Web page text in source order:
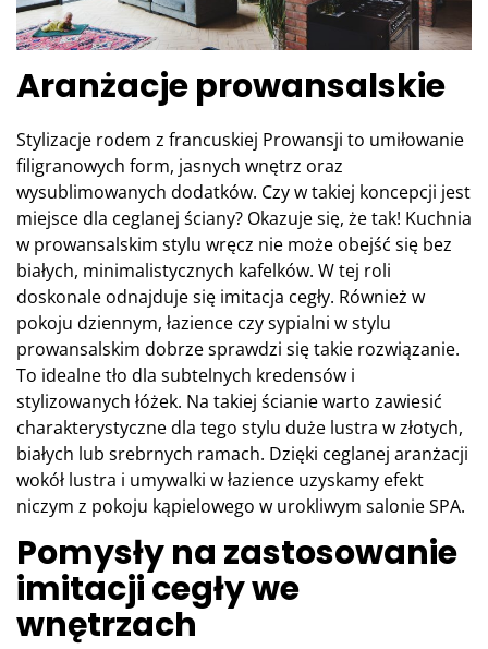
Aranżacje prowansalskie
Stylizacje rodem z francuskiej Prowansji to umiłowanie
filigranowych form, jasnych wnętrz oraz
wysublimowanych dodatków. Czy w takiej koncepcji jest
miejsce dla ceglanej ściany? Okazuje się, że tak! Kuchnia
w prowansalskim stylu wręcz nie może obejść się bez
białych, minimalistycznych kafelków. W tej roli
doskonale odnajduje się imitacja cegły. Również w
pokoju dziennym, łazience czy sypialni w stylu
prowansalskim dobrze sprawdzi się takie rozwiązanie.
To idealne tło dla subtelnych kredensów i
stylizowanych łóżek. Na takiej ścianie warto zawiesić
charakterystyczne dla tego stylu duże lustra w złotych,
białych lub srebrnych ramach. Dzięki ceglanej aranżacji
wokół lustra i umywalki w łazience uzyskamy efekt
niczym z pokoju kąpielowego w urokliwym salonie SPA.
Pomysły na zastosowanie
imitacji cegły we
wnętrzach